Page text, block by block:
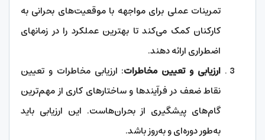
تمرینات عملی برای مواجهه با موقعیت‌های بحرانی به
کارکنان کمک می‌کند تا بهترین عملکرد را در زمانهای
اضطراری ارائه دهند.
ارزیابی و تعیین مخاطرات: ارزیابی مخاطرات و تعیین
نقاط ضعف در فرآیندها و ساختارهای کاری از مهم‌ترین
گام‌های پیشگیری از بحران‌هاست. این ارزیابی باید
به‌طور دوره‌ای و به‌روز باشد.